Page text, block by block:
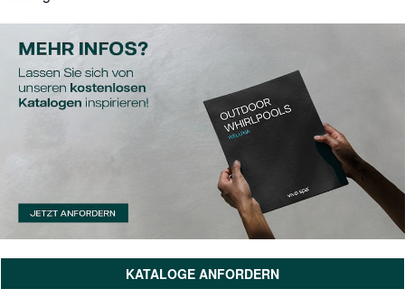
KATALOGE ANFORDERN